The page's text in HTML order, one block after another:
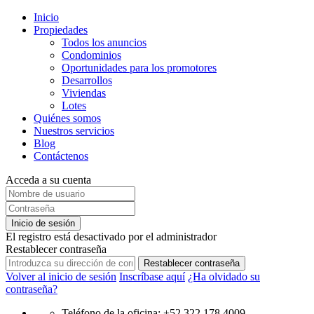
Inicio
Propiedades
Todos los anuncios
Condominios
Oportunidades para los promotores
Desarrollos
Viviendas
Lotes
Quiénes somos
Nuestros servicios
Blog
Contáctenos
Acceda a su cuenta
Inicio de sesión
El registro está desactivado por el administrador
Restablecer contraseña
Restablecer contraseña
Volver al inicio de sesión Inscríbase aquí ¿Ha olvidado su
contraseña?